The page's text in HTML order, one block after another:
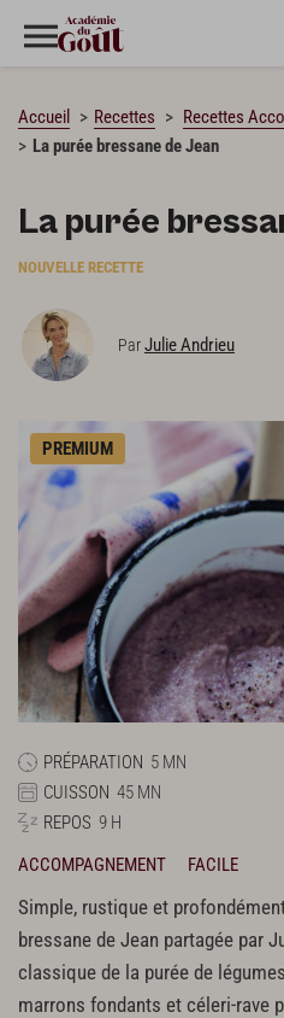
Accueil Recettes
Recettes
La purée bressane de Jean
La purée
NOUVELLE RECETTE
ParJulie Andrieu
PREMIUM
PRÉPARATION 5 MN
CUISSON 45 MN
REPOS 9 H
ACCOMPAGNEMENT
FACILE
Simple, rustique et
bressane de Jean partagée par
classique de la purée de
marrons fondants et céleri-rave
CHARGEMENT…